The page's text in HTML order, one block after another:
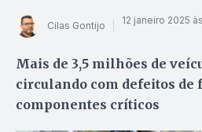
Cilas Gontijo 12 janeiro 2025
Mais de 3,5 milhões de
circulando com defeitos de
componentes críticos